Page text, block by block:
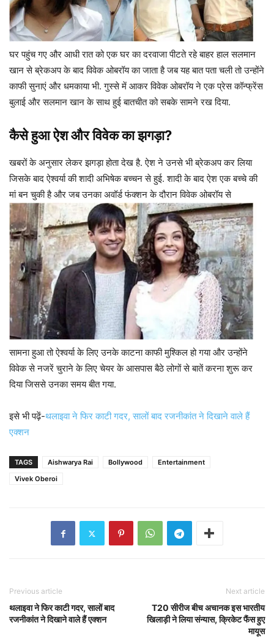
घर पहुंच गए और आधी रात को एक घर का दरवाजा पीटते रहे बाहर हाल सलमान
खान से ब्रेकअप के बाद विवेक ओबरॉय का जाता है जब यह बात पता चली तो उन्होंने
काफी सुनाएं और धमकाया भी. गुस्से में आकर विवेक ओबरॉय ने एक प्रेस कॉन्फ्रेंस
बुलाई और सलमान खान के साथ हुई बातचीत को सबके सामने रख दिया.
कैसे हुआ ऐश और विवेक का झगड़ा?
खबरों के अनुसार लेकर झगड़ा होता देख है. ऐश ने उनसे भी ब्रेकअप कर लिया
जिसके बाद ऐश्वर्या की शादी अभिषेक बच्चन से हुई. शादी के बाद ऐश एक बच्चे की
मां बन चुकी है और जब उनका अवॉर्ड फंक्शन के दौरान विवेक ओबरॉय से
सामना हुआ तो ऐश्वर्या के लिए उनके काटना काफी मुश्किल हो गया और उन्होंने
विवेक से नजरें चुराने के लिए चेयर के आसपास बैठे लोगों से बातें करना शुरू कर
दिया जिससे उनका समय बीत गया.
इसे भी पढ़ें-थलाइवा ने फिर काटी गदर, सालों बाद रजनीकांत ने दिखाने वाले हैं
एक्शन
TAGS Aishwarya Rai Bollywood
Entertainment
Vivek Oberoi
Previous article
थलाइवा ने फिर काटी गदर, सालों बाद
रजनीकांत ने दिखाने वाले हैं एक्शन
Next article
T20 सीरीज बीच अचानक इस भारतीय
खिलाड़ी ने लिया संन्यास, क्रिकेट फैंस हुए
मायूस